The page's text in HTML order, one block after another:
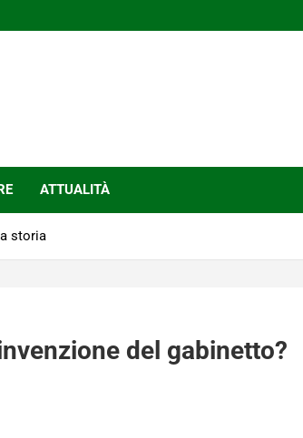
ATTUALITÀ
storia
del gabinetto?